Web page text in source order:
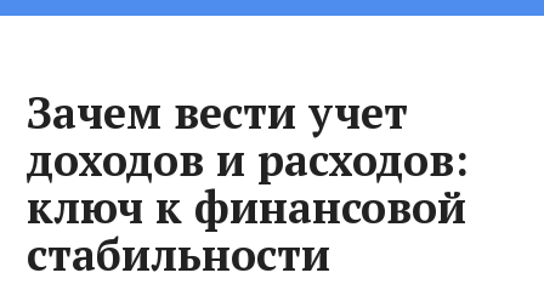
Зачем вести учет
доходов и расходов:
ключ к финансовой
стабильности